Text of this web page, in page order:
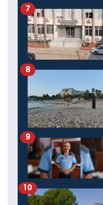
7
8
9
10